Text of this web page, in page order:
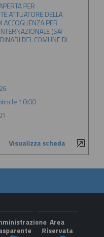
PER
ATTUATORE DELLA
ACCOGLIENZA PER
(SAI
DEL COMUNE DI
le 10:00
Visualizza scheda
Area
Riservata